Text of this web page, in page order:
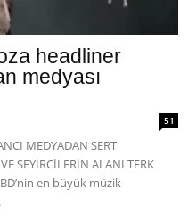
headliner
medyası
51
MEDYADAN SERT
SEYİRCİLERİN ALANI TERK
en büyük müzik